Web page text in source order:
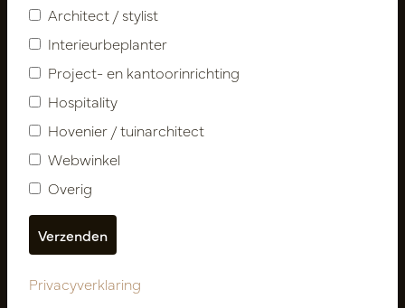
Klantenservice
Contact
Nieuwsbrief
Privacy Policy
Leveringsvoorwaarden
Catalogi
Inloggen
Mijn bestellingen
Mijn favorieten
Architect / stylist
Interieurbeplanter
Project- en kantoorinrichting
Hospitality
Hovenier / tuinarchitect
Webwinkel
Overig
Privacyverklaring